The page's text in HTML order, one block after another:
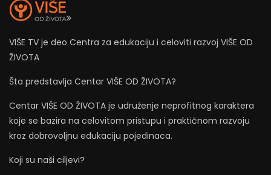
VIŠE TV je deo Centra za edukaciju i celoviti razvoj VIŠE OD
ŽIVOTA
Šta predstavlja Centar VIŠE OD ŽIVOTA?
Centar VIŠE OD ŽIVOTA je udruženje neprofitnog karaktera
koje se bazira na celovitom pristupu i praktičnom razvoju
kroz dobrovoljnu edukaciju pojedinaca.
Koji su naši ciljevi?